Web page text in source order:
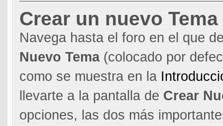
Crear un nuevo Tema
Navega hasta el foro en el que
Nuevo Tema(colocado por
como se muestra en la
llevarte a la pantalla de Crear
opciones, las dos más